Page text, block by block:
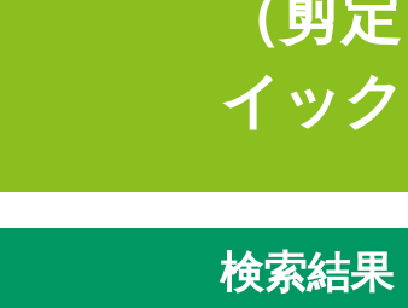
（剪
イッ
検索結果